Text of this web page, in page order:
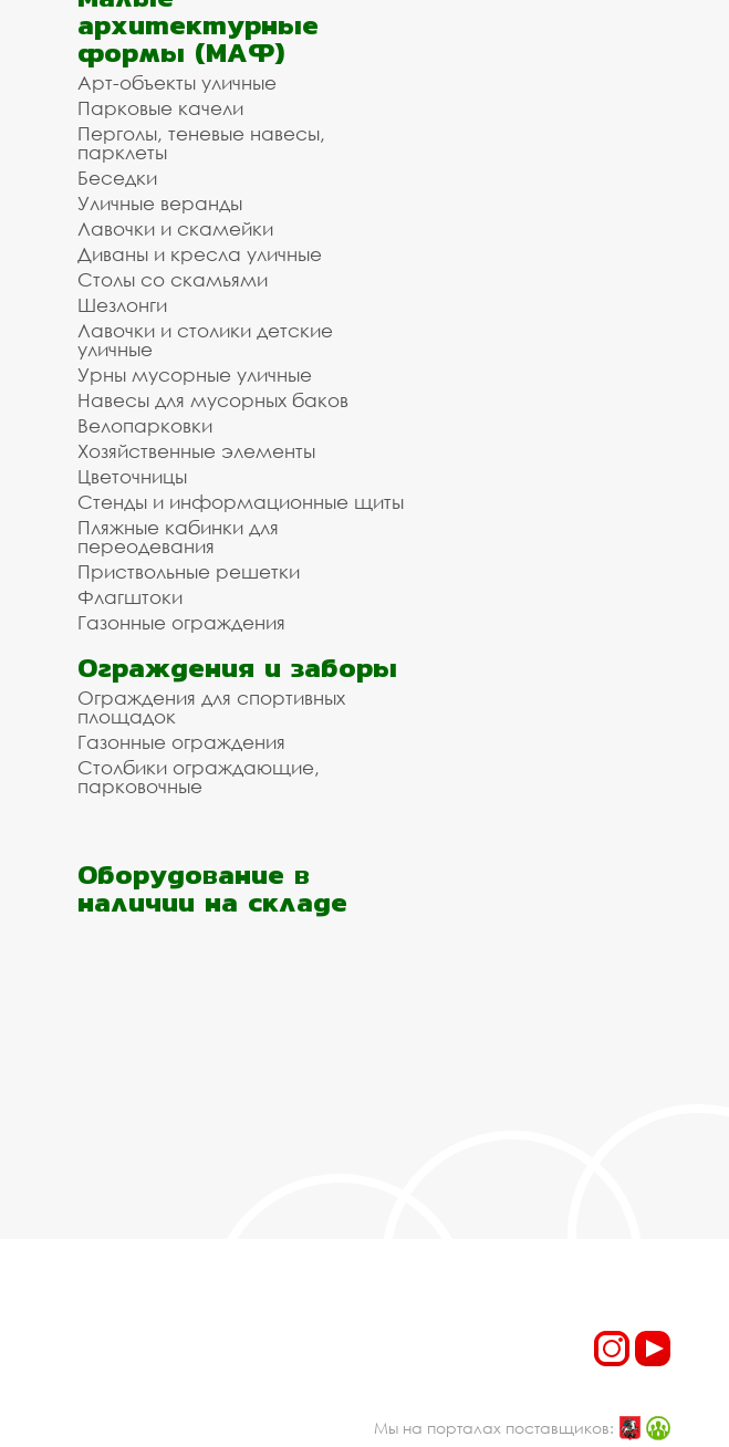
архитектурные
формы (МАФ)
Арт-объекты уличные
Парковые качели
Перголы, теневые навесы,
парклеты
Беседки
Уличные веранды
Лавочки и скамейки
Диваны и кресла уличные
Столы со скамьями
Шезлонги
Лавочки и столики детские
уличные
Урны мусорные уличные
Навесы для мусорных баков
Велопарковки
Хозяйственные элементы
Цветочницы
Стенды и информационные щиты
Пляжные кабинки для
переодевания
Приствольные решетки
Флагштоки
Газонные ограждения
Ограждения и заборы
Ограждения для спортивных
площадок
Газонные ограждения
Столбики ограждающие,
парковочные
Оборудование в
наличии на складе
Мы на порталах поставщиков: